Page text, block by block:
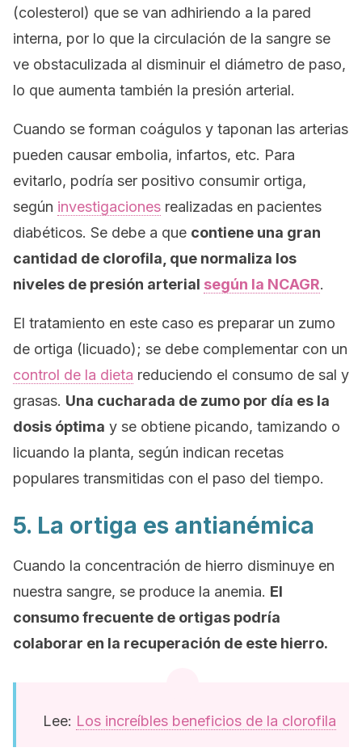
(colesterol) que se van adhiriendo a la pared
interna, por lo que la circulación de la sangre se
ve obstaculizada al disminuir el diámetro de paso,
lo que aumenta también la presión arterial.
Cuando se forman coágulos y taponan las arterias
pueden causar embolia, infartos, etc. Para
evitarlo, podría ser positivo consumir ortiga,
según investigaciones realizadas en pacientes
diabéticos. Se debe a que contiene una gran
cantidad de clorofila, que normaliza los
niveles de presión arterial según la NCAGR.
El tratamiento en este caso es preparar un zumo
de ortiga (licuado); se debe complementar con un
control de la dieta reduciendo el consumo de sal y
grasas. Una cucharada de zumo por día es la
dosis óptima y se obtiene picando, tamizando o
licuando la planta, según indican recetas
populares transmitidas con el paso del tiempo.
5. La ortiga es antianémica
Cuando la concentración de hierro disminuye en
nuestra sangre, se produce la anemia. El
consumo frecuente de ortigas podría
colaborar en la recuperación de este hierro.
Lee: Los increíbles beneficios de la clorofila